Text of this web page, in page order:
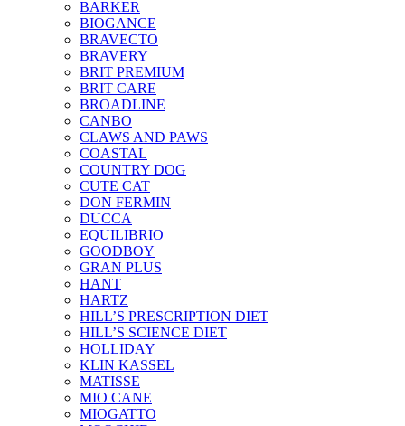
BARKER
BIOGANCE
BRAVECTO
BRAVERY
BRIT PREMIUM
BRIT CARE
BROADLINE
CANBO
CLAWS AND PAWS
COASTAL
COUNTRY DOG
CUTE CAT
DON FERMIN
DUCCA
EQUILIBRIO
GOODBOY
GRAN PLUS
HANT
HARTZ
HILL’S PRESCRIPTION DIET
HILL’S SCIENCE DIET
HOLLIDAY
KLIN KASSEL
MATISSE
MIO CANE
MIOGATTO